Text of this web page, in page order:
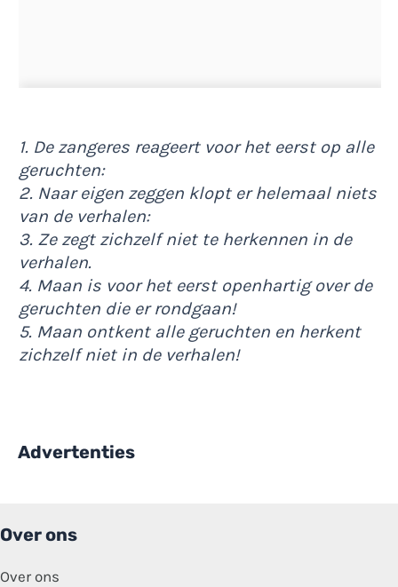
1. De zangeres reageert voor het eerst op alle
geruchten:
2. Naar eigen zeggen klopt er helemaal niets
van de verhalen:
3. Ze zegt zichzelf niet te herkennen in de
verhalen.
4. Maan is voor het eerst openhartig over de
geruchten die er rondgaan!
5. Maan ontkent alle geruchten en herkent
zichzelf niet in de verhalen!
Advertenties
Over ons
Over ons